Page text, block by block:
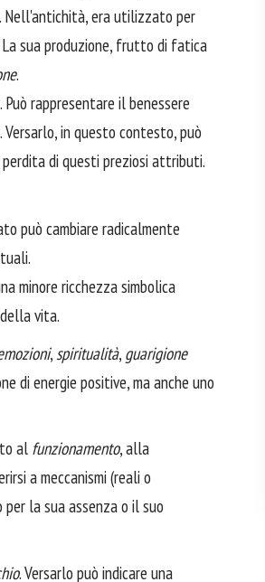
. Nell'antichità, era utilizzato per
sua produzione, frutto di fatica
.
rappresentare il benessere
in questo contesto, può
di questi preziosi attributi.
può cambiare radicalmente
minore ricchezza simbolica
vita.
,spiritualità, guarigione
di energie positive, ma anche uno
al funzionamento, alla
a meccanismi (reali o
la sua assenza o il suo
. Versarlo può indicare una